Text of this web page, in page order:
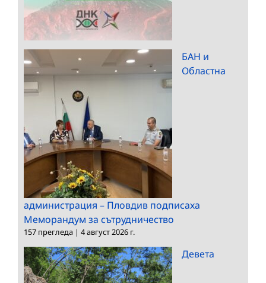
БАН и
Областна
администрация – Пловдив подписаха
Меморандум за сътрудничество
157 прегледа | 4 август 2026 г.
Девета